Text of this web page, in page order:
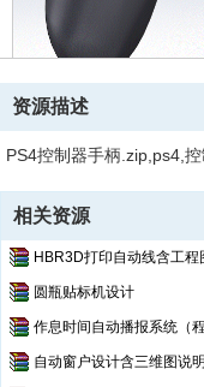
资源描述
PS4控制器手柄.zip,ps4,
相关资源
HBR3D打印自动线含工程
圆瓶贴标机设计
作息时间自动播报系统（
自动窗户设计含三维图说